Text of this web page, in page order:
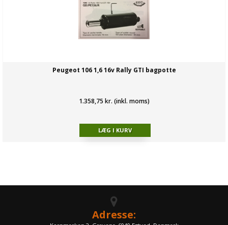
Peugeot 106 1,6 16v Rally GTI bagpotte
1.358,75 kr. (inkl. moms)
Adresse: